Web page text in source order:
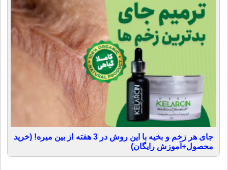
جای هر زخم و بخیه با این روش در 3 هفته از بین میره! (خرید
محصول+آموزش رایگان)